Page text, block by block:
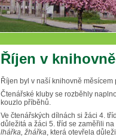
Říjen v knihovně
Říjen byl v naší knihovně
Čtenářské kluby se rozběhly
kouzlo příběhů.
Ve čtenářských dílnách si žáci 4.
důležitá a žáci 5. tříd se zaměřili
lhářka, žhářka, která otevřela